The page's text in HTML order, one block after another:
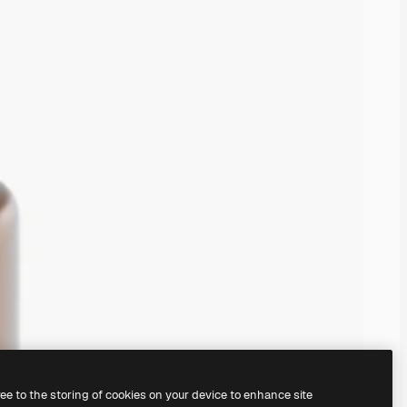
to the storing of cookies on your device to enhance site